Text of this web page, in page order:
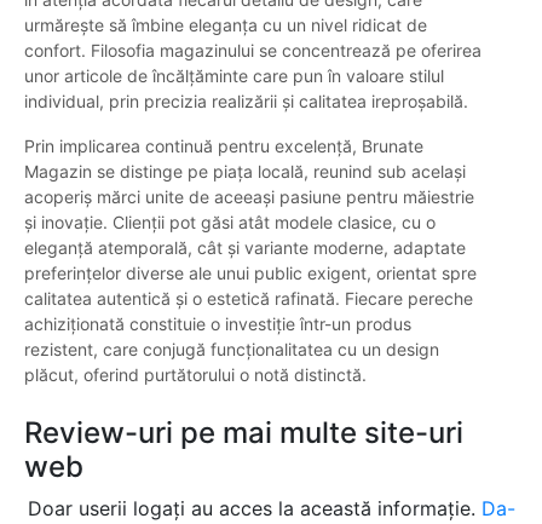
urmărește să îmbine eleganța cu un nivel ridicat de
confort. Filosofia magazinului se concentrează pe oferirea
unor articole de încălțăminte care pun în valoare stilul
individual, prin precizia realizării și calitatea ireproșabilă.
Prin implicarea continuă pentru excelență, Brunate
Magazin se distinge pe piața locală, reunind sub același
acoperiș mărci unite de aceeași pasiune pentru măiestrie
și inovație. Clienții pot găsi atât modele clasice, cu o
eleganță atemporală, cât și variante moderne, adaptate
preferințelor diverse ale unui public exigent, orientat spre
calitatea autentică și o estetică rafinată. Fiecare pereche
achiziționată constituie o investiție într-un produs
rezistent, care conjugă funcționalitatea cu un design
plăcut, oferind purtătorului o notă distinctă.
Review-uri pe mai multe site-uri
web
Doar userii logați au acces la această informație. Da-